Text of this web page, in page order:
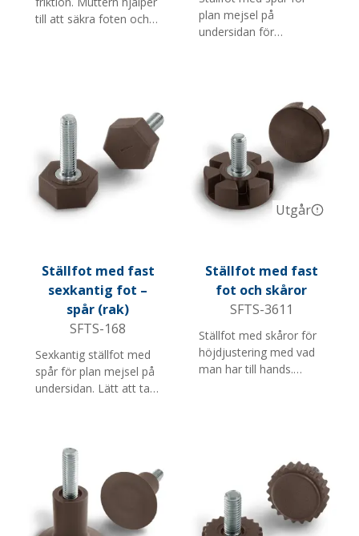
till att säkra foten och
plan mejsel på
undersidan för
butiksinredning. Finns i
svart och grått och med
flera skruvlängder och
M-gängor.
Ställfot med fast
sexkantig fot –
spår (rak)
SFTS-168
Sexkantig ställfot med
spår för plan mejsel på
undersidan. Lätt att ta
flera storlekar, färger,
skruvlängder och M-
gängor.
Utgår
Ställfot med fast
fot och skåror
SFTS-3611
Ställfot med skåror för
höjdjustering med vad
man har till hands.